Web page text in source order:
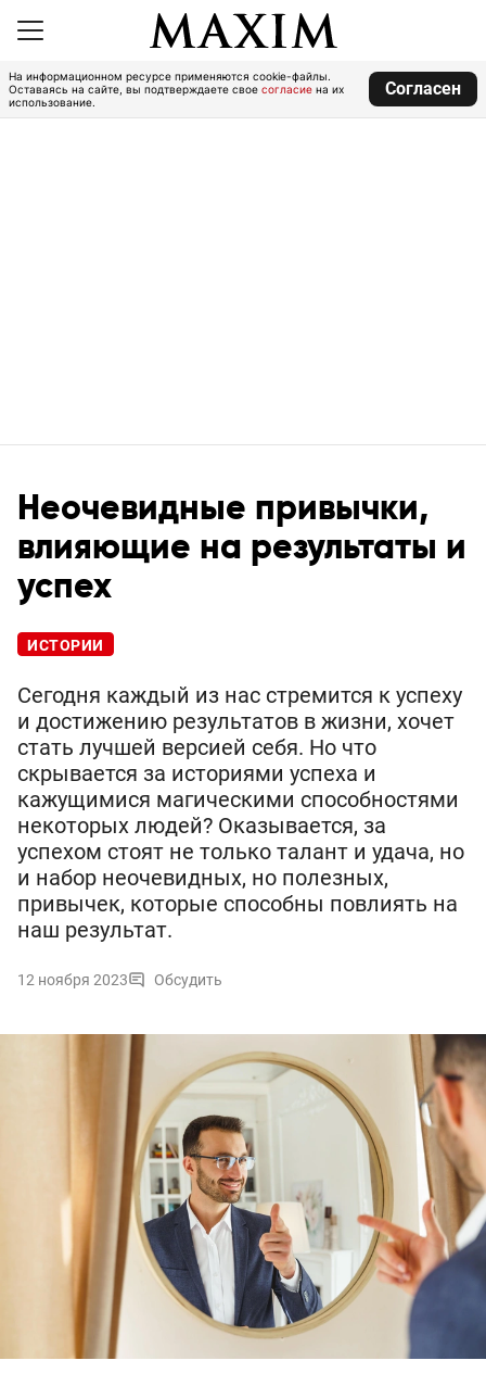
На информационном ресурсе применяются cookie-файлы.
Оставаясь на сайте, вы подтверждаете свое согласие на их
использование.
Согласен
Неочевидные привычки,
влияющие на результаты и
успех
ИСТОРИИ
Сегодня каждый из нас стремится к успеху
и достижению результатов в жизни, хочет
стать лучшей версией себя. Но что
скрывается за историями успеха и
кажущимися магическими способностями
некоторых людей? Оказывается, за
успехом стоят не только талант и удача, но
и набор неочевидных, но полезных,
привычек, которые способны повлиять на
наш результат.
12 ноября 2023 Обсудить